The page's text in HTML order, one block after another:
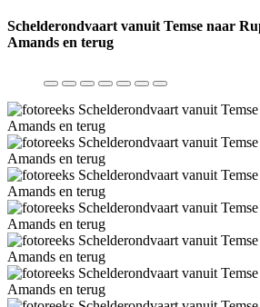
Schelderondvaart vanuit Temse naar
Amands en terug